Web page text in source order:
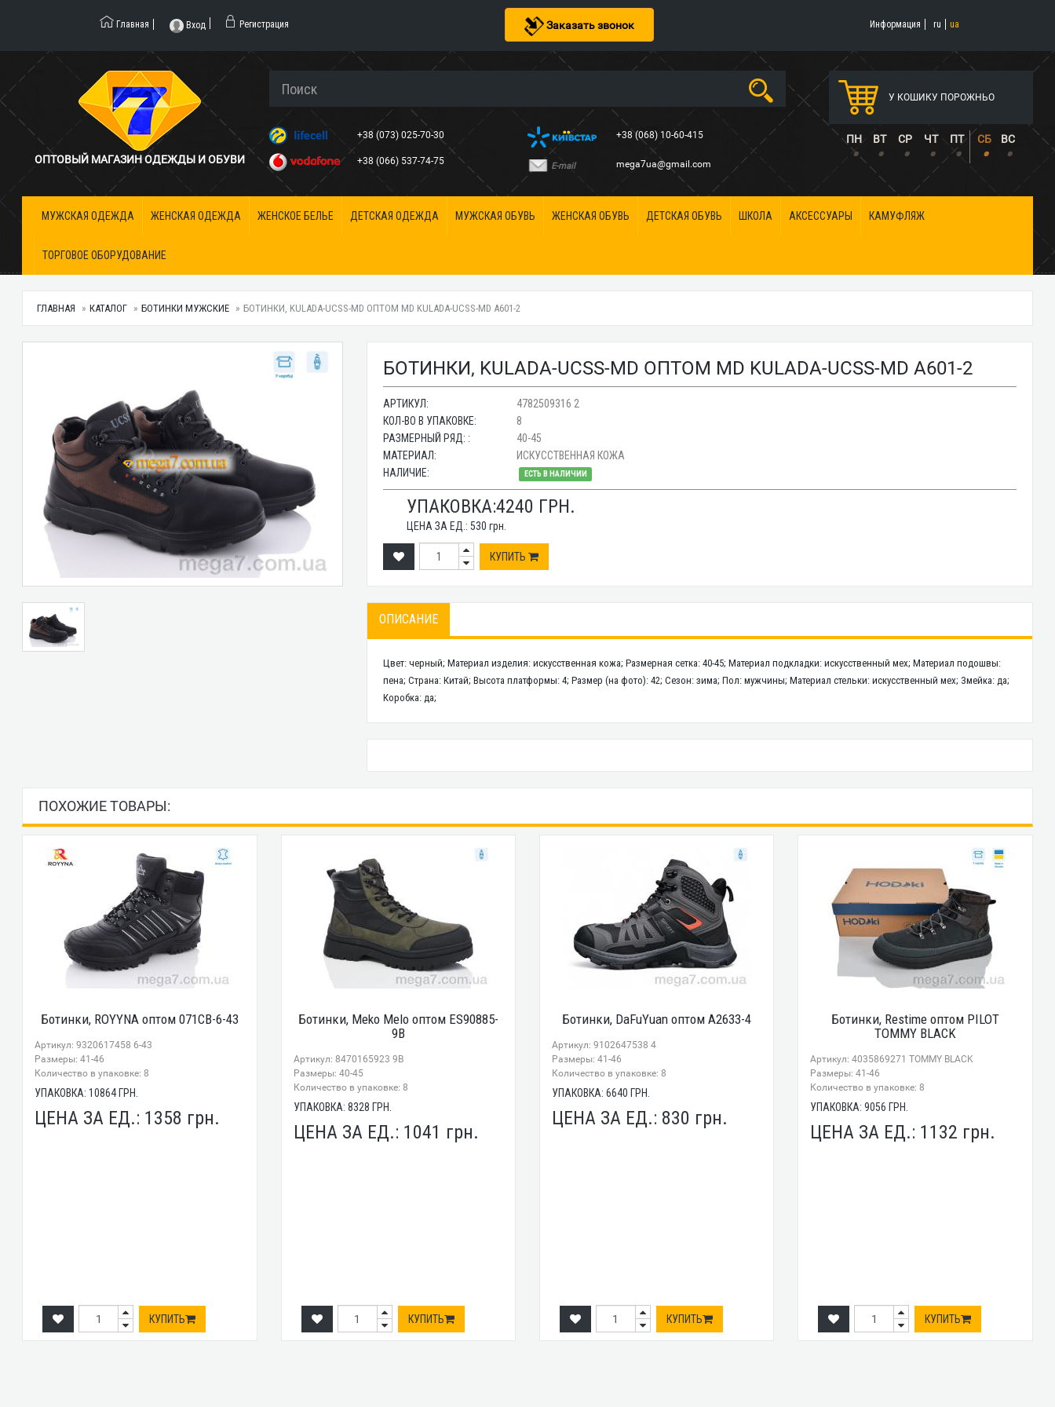
Заказать звонок
Главная Вход Регистрация Информация ru ua
ОПТОВЫЙ МАГАЗИН ОДЕЖДЫ И ОБУВИ
+38 (073) 025-70-30
+38 (066) 537-74-75
+38 (068) 10-60-415
E-mail mega7ua@gmail.com
У КОШИКУ ПОРОЖНЬО
ПН ВТ СР ЧТ ПТ СБ ВС
• • • • • • •
МУЖСКАЯ ОДЕЖДА ЖЕНСКАЯ ОДЕЖДА ЖЕНСКОЕ БЕЛЬЕ ДЕТСКАЯ ОДЕЖДА МУЖСКАЯ ОБУВЬ ЖЕНСКАЯ ОБУВЬ ДЕТСКАЯ ОБУВЬ ШКОЛА АКСЕССУАРЫ КАМУФЛЯЖ
ТОРГОВОЕ ОБОРУДОВАНИЕ
ГЛАВНАЯ КАТАЛОГ БОТИНКИ МУЖСКИЕ БОТИНКИ, KULADA-UCSS-MD ОПТОМ MD KULADA-UCSS-MD A601-2
БОТИНКИ, KULADA-UCSS-MD ОПТОМ MD KULADA-UCSS-MD A601-2
АРТИКУЛ:
4782509316 2
КОЛ-ВО В УПАКОВКЕ:
8
РАЗМЕРНЫЙ РЯД: :
40-45
МАТЕРИАЛ:
ИСКУССТВЕННАЯ КОЖА
НАЛИЧИЕ:
ЕСТЬ В НАЛИЧИИ
УПАКОВКА:4240 ГРН.
ЦЕНА ЗА ЕД.:530 грн.
КУПИТЬ
ОПИСАНИЕ
Цвет: черный; Материал изделия: искусственная кожа; Размерная сетка: 40-45; Материал подкладки: искусственный мех; Материал подошвы:
пена; Страна: Китай; Высота платформы: 4; Размер (на фото): 42; Сезон: зима; Пол: мужчины; Материал стельки: искусственный мех; Змейка: да;
Коробка: да;
ПОХОЖИЕ ТОВАРЫ:
Ботинки, ROYYNA оптом 071CB-6-43
Артикул: 9320617458 6-43
Размеры: 41-46
Количество в упаковке: 8
УПАКОВКА:10864 ГРН.
ЦЕНА ЗА ЕД.: 1358 грн.
КУПИТЬ
Ботинки, Meko Melo оптом ES90885-
9B
Артикул: 8470165923 9B
Размеры: 40-45
Количество в упаковке: 8
УПАКОВКА: 8328 ГРН.
ЦЕНА ЗА ЕД.: 1041 грн.
КУПИТЬ
Ботинки, DaFuYuan оптом A2633-4
Артикул: 9102647538 4
Размеры: 41-46
Количество в упаковке: 8
УПАКОВКА: 6640 ГРН.
ЦЕНА ЗА ЕД.: 830 грн.
КУПИТЬ
Ботинки, Restime оптом PILOT
TOMMY BLACK
Артикул: 4035869271 TOMMY BLACK
Размеры: 41-46
Количество в упаковке: 8
УПАКОВКА:9056 ГРН.
ЦЕНА ЗА ЕД.: 1132 грн.
КУПИТЬ